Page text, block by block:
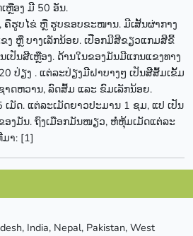
ຫຼືອງ ມີ 50 ອັນ.
ຄືຮູບໄຂ່ ຫຼື ຮູບຂອບຂະໜານ. ມີເສັ້ນຜ່າກາງ
ງ ຫຼື ບາງເລັກນ້ອຍ. ເປືອກມີສີຂຽວແກມສີຂີ້
ເປັນສີເຫຼືອງ. ດ້ານໃນຂອງມັນມີແກນແຂງທາງ
ປ່ຽງ . ແຕ່ລະປ່ຽງມີຝາບາງໆ ເປັນສີສົ້ມເຂັ້ມ
ດຫວານ, ລົດສົ້ມ ແລະ ຂົມເລັກນ້ອຍ.
ມັດ. ແຕ່ລະເມັດຍາວປະມານ 1 ຊມ, ແປ ເປັນ
ງມັນ. ຖົງເມືອກມັນໜຽວ, ຫໍ່ຫຸ້ມເມັດແຕ່ລະ
າ: [1]
India, Nepal, Pakistan, West